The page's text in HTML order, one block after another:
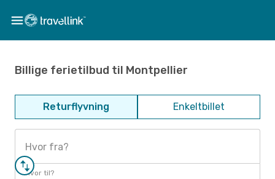
Billige ferietilbud til Montpellier
Returflyvning Enkeltbillet
Hvor fra?
Hvor til?